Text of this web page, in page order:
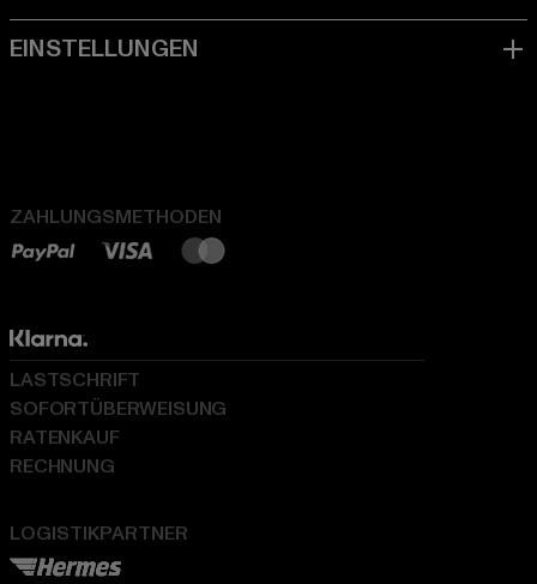
ZAHLUNGSMETHODEN
LOGISTIKPARTNER
LASTSCHRIFT
SOFORTÜBERWEISUNG
RATENKAUF
RECHNUNG